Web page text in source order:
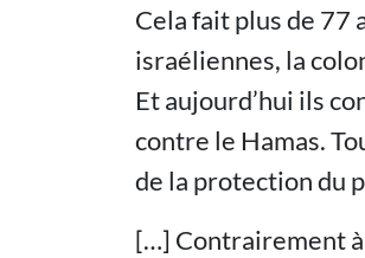
Cela fait plus de 77
israéliennes, la
Et aujourd’hui ils
contre le Hamas.
de la protection du
[…] Contrairement